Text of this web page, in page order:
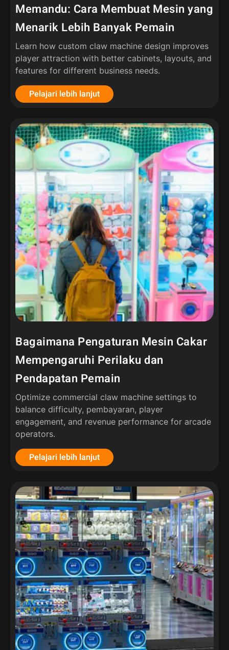
Memandu: Cara Membuat Mesin yang
Menarik Lebih Banyak Pemain
Learn how custom claw machine design improves
player attraction with better cabinets, layouts, and
features for different business needs.
Pelajari lebih lanjut
Bagaimana Pengaturan Mesin Cakar
Mempengaruhi Perilaku dan
Pendapatan Pemain
Optimize commercial claw machine settings to
balance difficulty, pembayaran, player
engagement, and revenue performance for arcade
operators.
Pelajari lebih lanjut